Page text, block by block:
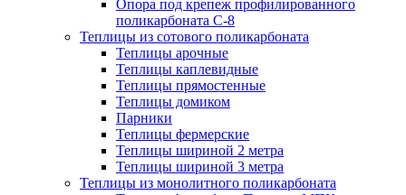
Опора под крепеж профилированного
поликарбоната С-8
Теплицы из сотового поликарбоната
Теплицы арочные
Теплицы каплевидные
Теплицы прямостенные
Теплицы домиком
Парники
Теплицы фермерские
Теплицы шириной 2 метра
Теплицы шириной 3 метра
Теплицы из монолитного поликарбоната